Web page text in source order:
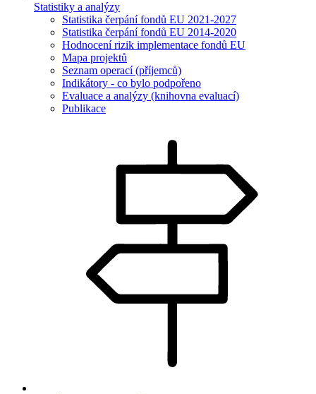
Statistiky a analýzy
Statistika čerpání fondů EU 2021-2027
Statistika čerpání fondů EU 2014-2020
Hodnocení rizik implementace fondů EU
Mapa projektů
Seznam operací (příjemců)
Indikátory - co bylo podpořeno
Evaluace a analýzy (knihovna evaluací)
Publikace